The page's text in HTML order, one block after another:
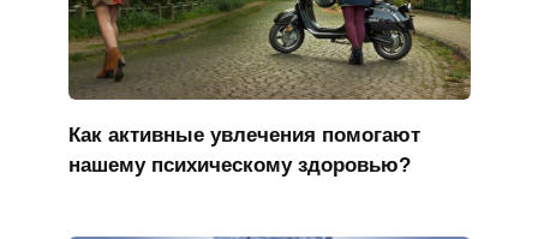
Как активные увлечения помогают
нашему психическому здоровью?